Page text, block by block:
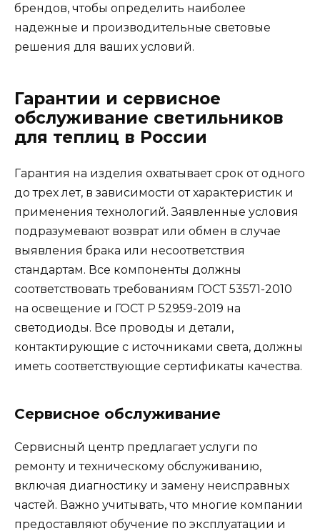
брендов, чтобы определить наиболее
надежные и производительные световые
решения для ваших условий.
Гарантии и сервисное
обслуживание светильников
для теплиц в России
Гарантия на изделия охватывает срок от одного
до трех лет, в зависимости от характеристик и
применения технологий. Заявленные условия
подразумевают возврат или обмен в случае
выявления брака или несоответствия
стандартам. Все компоненты должны
соответствовать требованиям ГОСТ 53571-2010
на освещение и ГОСТ Р 52959-2019 на
светодиоды. Все проводы и детали,
контактирующие с источниками света, должны
иметь соответствующие сертификаты качества.
Сервисное обслуживание
Сервисный центр предлагает услуги по
ремонту и техническому обслуживанию,
включая диагностику и замену неисправных
частей. Важно учитывать, что многие компании
предоставляют обучение по эксплуатации и